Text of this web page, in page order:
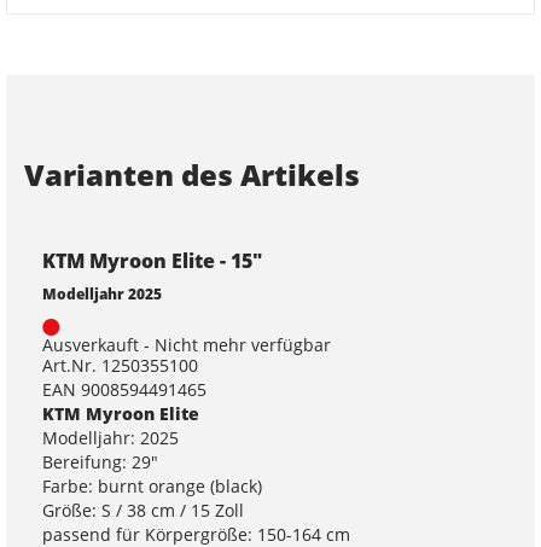
Varianten des Artikels
KTM Myroon Elite - 15"
Modelljahr 2025
Ausverkauft - Nicht mehr verfügbar
Art.Nr. 1250355100
EAN 9008594491465
KTM Myroon Elite
Modelljahr: 2025
Bereifung: 29"
Farbe: burnt orange (black)
Größe: S / 38 cm / 15 Zoll
passend für Körpergröße: 150-164 cm